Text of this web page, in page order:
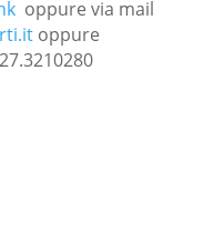
oppure via mail
oppure